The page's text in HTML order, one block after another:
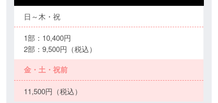
日～木・祝
1部：10,400円
2部：9,500円（税込）
金・土・祝前
11,500円（税込）